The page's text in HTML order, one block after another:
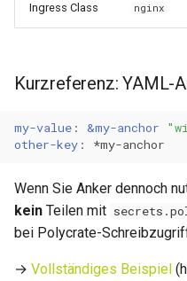
Ingress Class nginx
Kurzreferenz: YAML-
my-value : &my-anchor
other-key : *my-anchor
Wenn Sie Anker dennoch
kein Teilen mit
bei Polycrate-
→ Vollständiges Beispiel